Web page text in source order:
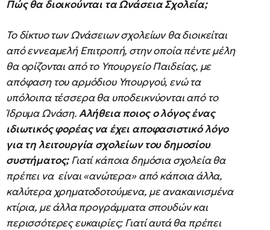
Πώς θα διοικούνται τα Ωνάσεια Σχολεία;
Το δίκτυο των Ωνάσειων σχολείων θα διοικείται
από εννεαμελή Επιτροπή, στην οποία πέντε μέλη
θα ορίζονται από το Υπουργείο Παιδείας, με
απόφαση του αρμόδιου Υπουργού, ενώ τα
υπόλοιπα τέσσερα θα υποδεικνύονται από το
Ίδρυμα Ωνάση.Αλήθεια ποιος ο λόγος ένας
ιδιωτικός φορέας να έχει αποφασιστικό λόγο
για τη λειτουργία σχολείων του δημοσίου
συστήματος;Γιατί κάποια δημόσια σχολεία θα
πρέπει να είναι «ανώτερα» από κάποια άλλα,
καλύτερα χρηματοδοτούμενα, με ανακαινισμένα
κτίρια, με άλλα προγράμματα σπουδών και
περισσότερες ευκαιρίες; Γιατί αυτά θα πρέπει